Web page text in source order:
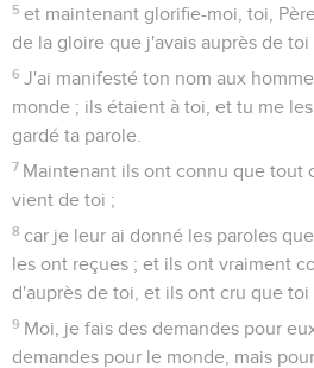
5 et maintenant glorifie-moi, toi,
de la gloire que j'avais auprès de
6 J'ai manifesté ton nom aux
monde ; ils étaient à toi, et tu me
gardé ta parole.
7 Maintenant ils ont connu que tout
vient de toi ;
8 car je leur ai donné les paroles
les ont reçues ; et ils ont vraiment
d'auprès de toi, et ils ont cru que toi
9 Moi, je fais des demandes pour
demandes pour le monde, mais